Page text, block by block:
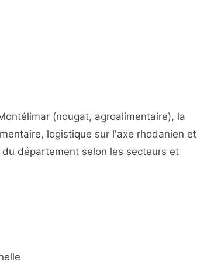
(nougat, agroalimentaire), la
logistique sur l'axe rhodanien et
département selon les secteurs et